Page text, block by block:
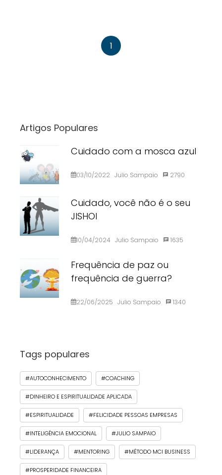
1
Artigos Populares
Cuidado com a mosca azul
03/10/2022 Julio Sampaio 2790
Cuidado, você não é o seu
JISHOI
10/04/2024 Julio Sampaio 1635
Frequência de paz ou
frequência de guerra?
22/06/2025 Julio Sampaio 1340
Tags populares
#AUTOCONHECIMENTO #COACHING
#DINHEIRO E ESPIRITUALIDADE APLICADA
#ESPIRITUALIDADE #FELICIDADE PESSOAS EMPRESAS
#INTELIGÊNCIA EMOCIONAL #JULIO SAMPAIO
#LIDERANÇA #MENTORING #MÉTODO MCI BUSINESS
#PROSPERIDADE FINANCEIRA